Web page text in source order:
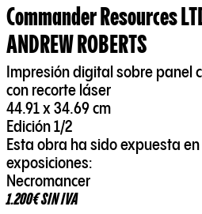
Commander Resources
ANDREW ROBERTS
Impresión digital sobre panel
con recorte láser
44.91 x 34.69 cm
Edición 1/2
Esta obra ha sido expuesta
exposiciones:
Necromancer
1.200€ SIN IVA